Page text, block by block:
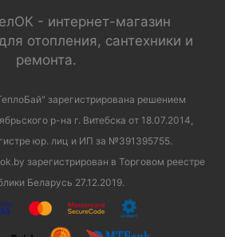
- интернет-магазин
отопления, сантехники и
ремонта.
зарегистрирована решением
р-на г. Витебска от 18.07.2014,
юр. лиц и ИП за №391395755.
зарегистрирован в Торговом реестре
Беларусь 27.12.2019.